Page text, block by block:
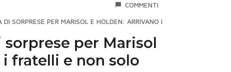
COMMENTI
DI SORPRESE PER MARISOL E HOLDEN: ARRIVANO I FRATELLI E NON SOLO
per Marisol
fratelli e non solo